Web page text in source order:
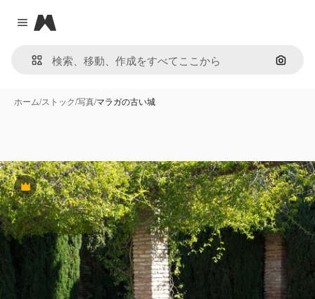
Close menu
Magnific
画像で
ホーム/ストック/写真/マラガの古い城
Premium